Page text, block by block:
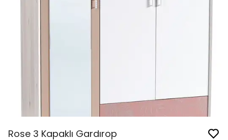
Rose 3 Kapaklı Gardırop